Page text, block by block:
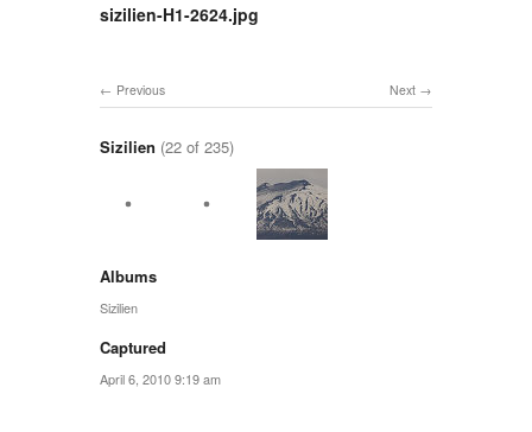
sizilien-H1-2624.jpg
Next
Previous
Sizilien (22 of 235)
Albums
Sizilien
Captured
April 6, 2010 9:19 am